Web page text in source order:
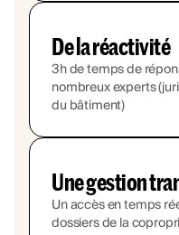
De la réactivité
3h de temps de
nombreux experts
du bâtiment)
Une gestion
Un accès en temps
dossiers de la